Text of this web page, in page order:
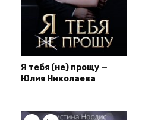
Я тебя (не) прощу —
Юлия Николаева